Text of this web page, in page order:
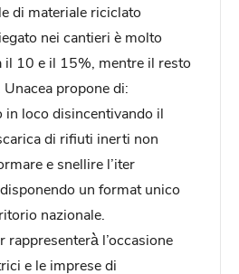
di materiale riciclato
nei cantieri è molto
il 10 e il 15%, mentre il resto
propone di:
loco disincentivando il
di rifiuti inerti non
e snellire l’iter
un format unico
nazionale.
rappresenterà̀ l’occasione
e le imprese di